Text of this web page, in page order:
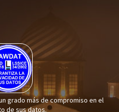
grado más de compromiso en el
de sus datos.